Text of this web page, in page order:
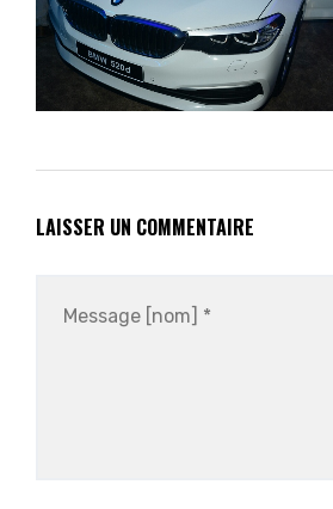
LAISSER UN COMMENTAIRE